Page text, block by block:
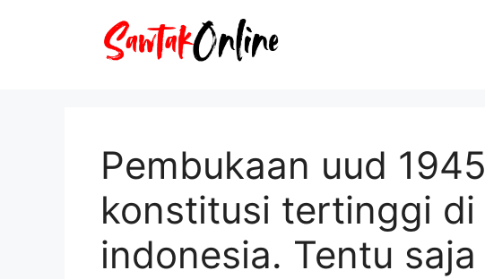
Pembukaan uud
konstitusi tertinggi di
indonesia. Tentu